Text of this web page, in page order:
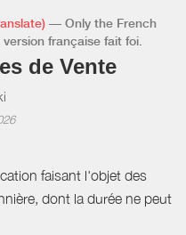
— Only the French
française fait foi.
de Vente
faisant l'objet des
dont la durée ne peut